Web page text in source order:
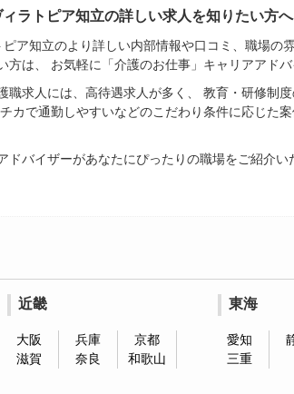
ラトピア知立の詳しい求人を知りたい方へ
ア知立のより詳しい内部情報や口コミ、職場の
は、 お気軽に「介護のお仕事」キャリアアドバ
職求人には、高待遇求人が多く、 教育・研修制
カで通勤しやすいなどのこだわり条件に応じた
バイザーがあなたにぴったりの職場をご紹介い
近畿
大阪 兵庫
京都
滋賀
奈良 和歌山
東海
愛知
三重